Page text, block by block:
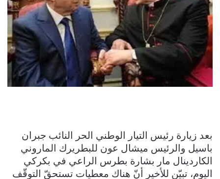
بعد زيارة رئيس التيار الوطني الحر النائب جبران
باسيل والرئيس ميشال عون للبطريرك الماروني
الكاردينال مار بشارة بطرس الراعي في بكركي
اليوم، تبيّن للأخير أنّ هناك معطيات تستحقّ التوقّف